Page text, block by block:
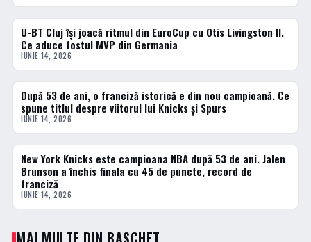
BASCHET
U-BT Cluj își joacă ritmul din EuroCup cu Otis Livingston II.
Ce aduce fostul MVP din Germania
IUNIE 14, 2026
BASCHET
După 53 de ani, o franciză istorică e din nou campioană. Ce
spune titlul despre viitorul lui Knicks și Spurs
IUNIE 14, 2026
BASCHET
New York Knicks este campioana NBA după 53 de ani. Jalen
Brunson a închis finala cu 45 de puncte, record de
franciză
IUNIE 14, 2026
MAI MULTE DIN BASCHET